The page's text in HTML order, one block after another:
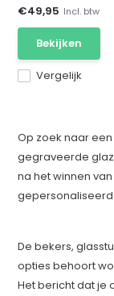
Vergelijk
€49,95 Incl. btw
Bekijken
Op zoek naar
gegraveerde
na het winnen
De bekers,
opties behoort
Het bericht dat je